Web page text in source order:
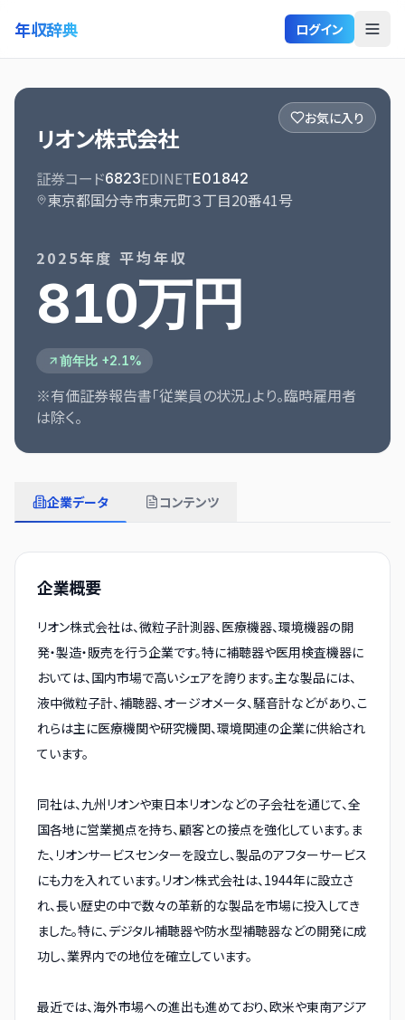
年収辞典 ログイン
お気に入り
リオン株式会社
証券コード6823EDINETE01842
東京都国分寺市東元町３丁目20番41号
2025年度 平均年収
810万円
前年比 +2.1%
※有価証券報告書「従業員の状況」より。臨時雇用者
は除く。
企業データ コンテンツ
企業概要
リオン株式会社は、微粒子計測器、医療機器、環境機器の開
発・製造・販売を行う企業です。特に補聴器や医用検査機器に
おいては、国内市場で高いシェアを誇ります。主な製品には、
液中微粒子計、補聴器、オージオメータ、騒音計などがあり、こ
れらは主に医療機関や研究機関、環境関連の企業に供給され
ています。
同社は、九州リオンや東日本リオンなどの子会社を通じて、全
国各地に営業拠点を持ち、顧客との接点を強化しています。ま
た、リオンサービスセンターを設立し、製品のアフターサービス
にも力を入れています。リオン株式会社は、1944年に設立さ
れ、長い歴史の中で数々の革新的な製品を市場に投入してき
ました。特に、デジタル補聴器や防水型補聴器などの開発に成
功し、業界内での地位を確立しています。
最近では、海外市場への進出も進めており、欧米や東南アジア